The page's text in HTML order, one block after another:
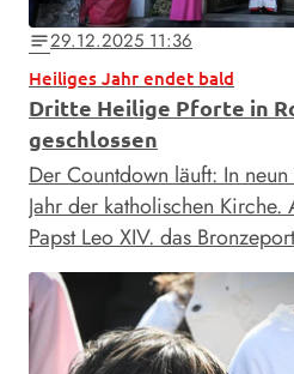
notes29.12.2025 11:36
Heiliges Jahr endet bald
Dritte Heilige Pforte in
geschlossen
Der Countdown läuft: In
Jahr der katholischen
Papst Leo XIV. das